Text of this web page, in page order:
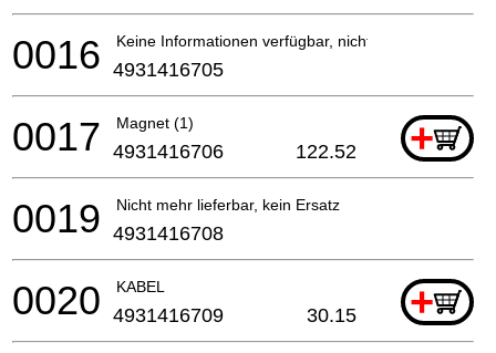
Keine Informationen verfügbar, nicht bestellbar
0016 4931416705
Magnet (1) +
0017 4931416706 122.52
Nicht mehr lieferbar, kein Ersatz
0019 4931416708
KABEL +
0020 4931416709 30.15